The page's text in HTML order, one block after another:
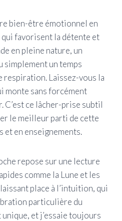
bien-être émotionnel en
favorisent la détente et
en pleine nature, un
simplement un temps
respiration. Laissez-vous la
monte sans forcément
ce lâcher-prise subtil
le meilleur parti de cette
et en enseignements.
repose sur une lecture
comme la Lune et les
place à l’intuition, qui
particulière du
et j’essaie toujours